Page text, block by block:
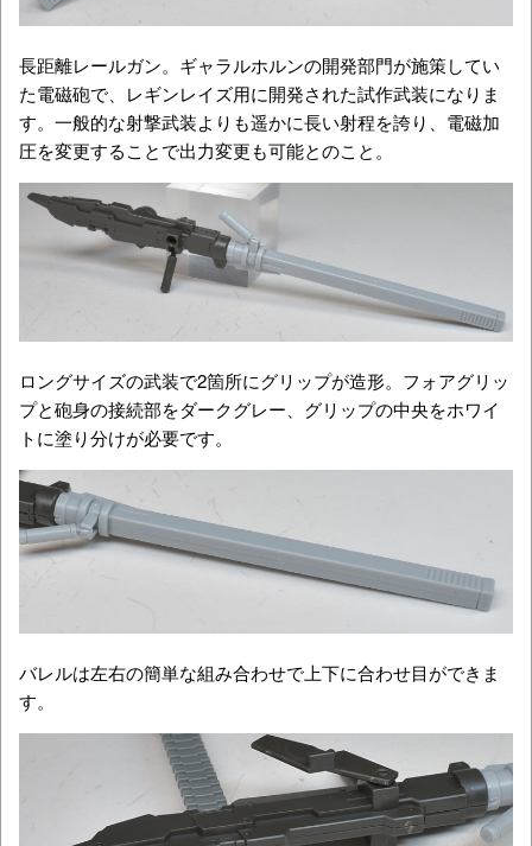
長距離レールガン。ギャラルホルンの開発部門が施策してい
た電磁砲で、レギンレイズ用に開発された試作武装になりま
す。一般的な射撃武装よりも遥かに長い射程を誇り、電磁加
圧を変更することで出力変更も可能とのこと。
ロングサイズの武装で2箇所にグリップが造形。フォアグリッ
プと砲身の接続部をダークグレー、グリップの中央をホワイ
トに塗り分けが必要です。
バレルは左右の簡単な組み合わせで上下に合わせ目ができま
す。